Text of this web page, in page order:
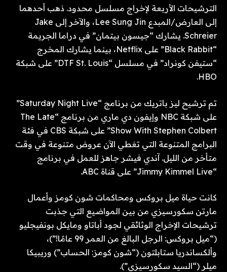
الترشيحات الأربعة لإخراج مسلسل محدود. ذهب أحدهما
إلى العارض/المبدع Lee Sung Jin، والآخر إلى Jake
Schreier. يشارك “جيسون بيتمان” في دراما الجريمة
“Black Rabbit” على Netflix، بينما يشارك المخرج
“ستيفن كونراد” في مسلسل “DTF St. Louis” على شبكة
HBO.
تم ترشيح ليز باتريك من برنامج “Saturday Night Live”
على شبكة NBC وإيفون دي ماري من برنامج “The Late
Show With Stephen Colbert” على شبكة CBS في فئة
البرامج المتنوعة التي تغطي الآن عروض متنوعة في وقت
متأخر من الليل. آندي فيشر جاهز للعمل في برنامج
“Jimmy Kimmel Live” على قناة ABC.
كانت حياة ميل بروكس ومحاكمات شون كومز وأعمال
مارتن سكورسيزي من بين المواضيع التي جذبت
ترشيحات الإخراج الوثائقي لجود أباتاو ومايكل بونفيجليو
(“ميل بروكس: الرجل البالغ من العمر 99 عامًا!”)،
وألكساندريا ستابلتون (“شون كومز: الحساب”) وريبيكا
ميلر (“السيد سكورسيزي”).